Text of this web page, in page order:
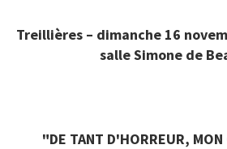
Treillières
Histoire(s)
Treillières – dimanche 16
salle Simone de
"DE TANT D'HORREUR, MON